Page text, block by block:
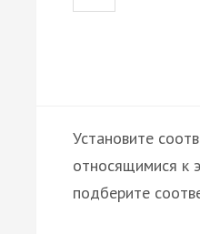
Установите
относящимися к
подберите